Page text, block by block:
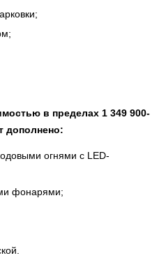
в пределах 1 349 900-
дополнено:
огнями с LED-
фонарями;